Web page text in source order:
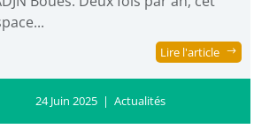
Lire l'article
24 Juin 2025 | Actualités